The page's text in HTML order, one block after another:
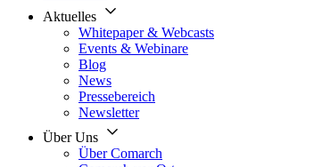
Aktuelles
Whitepaper & Webcasts
Events & Webinare
Blog
News
Pressebereich
Newsletter
Über Uns
Über Comarch